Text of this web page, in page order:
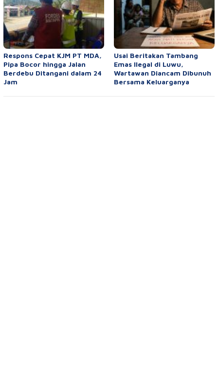
Respons Cepat KJM PT MDA,
Pipa Bocor hingga Jalan
Berdebu Ditangani dalam 24
Jam
Usai Beritakan Tambang
Emas Ilegal di Luwu,
Wartawan Diancam Dibunuh
Bersama Keluarganya